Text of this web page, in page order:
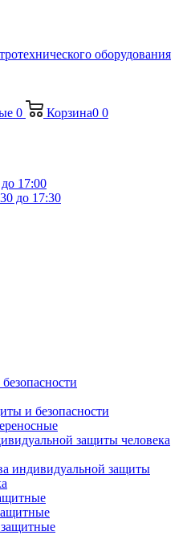
0 Корзина0 0
17:00
до 17:30
и безопасности
защиты человека
индивидуальной защиты